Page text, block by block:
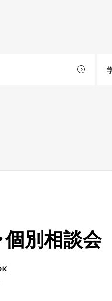
個別相談会